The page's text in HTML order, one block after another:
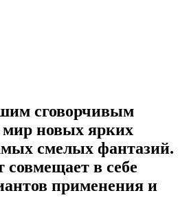
сговорчивым
новых ярких
смелых фантазий.
в себе
применения и